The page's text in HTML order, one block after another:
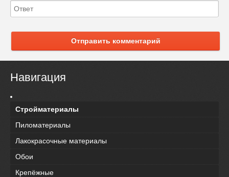
Отправить комментарий
Навигация
Стройматериалы
Пиломатериалы
Лакокрасочные материалы
Обои
Крепёжные